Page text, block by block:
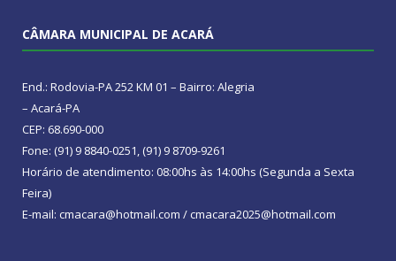
CÂMARA MUNICIPAL DE ACARÁ
End.: Rodovia-PA 252 KM 01 – Bairro: Alegria
– Acará-PA
CEP: 68.690-000
Fone: (91) 9 8840-0251, (91) 9 8709-9261
Horário de atendimento: 08:00hs às 14:00hs (Segunda a Sexta
Feira)
E-mail: cmacara@hotmail.com / cmacara2025@hotmail.com